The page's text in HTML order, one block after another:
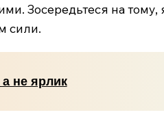
Зосередьтеся на
сили.
не ярлик